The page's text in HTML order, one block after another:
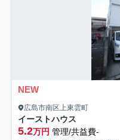
NEW
広島市南区上東雲町
イーストハウス
5.2万円 管理/共益費-